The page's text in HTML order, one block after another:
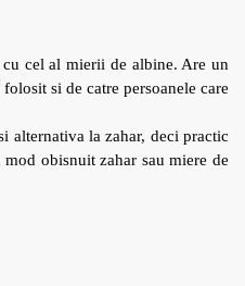
cel al mierii de albine. Are un
si de catre persoanele care
alternativa la zahar, deci practic
obisnuit zahar sau miere de